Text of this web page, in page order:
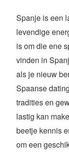
Spanje is een
levendige
is om die ene
vinden in
als je nieuw
Spaanse
tradities en
lastig kan
beetje kennis
om een